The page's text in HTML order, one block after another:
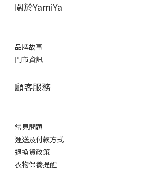
關於YamiYa
品牌故事
門市資訊
顧客服務
常見問題
運送及付款方式
退換貨政策
衣物保養提醒